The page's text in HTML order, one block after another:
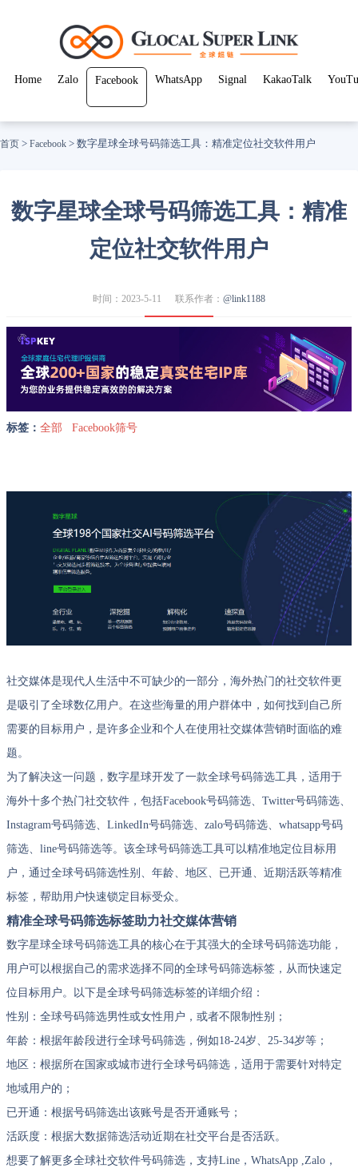
Home Zalo Facebook WhatsApp Signal KakaoTalk
首页 > Facebook > 数字星球全球号码筛选工具：精准定位社交软件用户
数字星球全球号码筛选工具：精准
定位社交软件用户
时间：2023-5-11 联系作者： @link1188
标签： 全部 Facebook筛号
社交媒体是现代人生活中不可缺少的一部分，海外热门的社交软件更
是吸引了全球数亿用户。在这些海量的用户群体中，如何找到自己所
需要的目标用户，是许多企业和个人在使用社交媒体营销时面临的难
题。
为了解决这一问题，数字星球开发了一款全球号码筛选工具，适用于
海外十多个热门社交软件，包括Facebook号码筛选、Twitter号码筛选、
Instagram号码筛选、LinkedIn号码筛选、zalo号码筛选、whatsapp号码
筛选、line号码筛选等。该全球号码筛选工具可以精准地定位目标用
户，通过全球号码筛选性别、年龄、地区、已开通、近期活跃等精准
标签，帮助用户快速锁定目标受众。
精准全球号码筛选标签助力社交媒体营销
数字星球全球号码筛选工具的核心在于其强大的全球号码筛选功能，
用户可以根据自己的需求选择不同的全球号码筛选标签，从而快速定
位目标用户。以下是全球号码筛选标签的详细介绍：
性别：全球号码筛选男性或女性用户，或者不限制性别；
年龄：根据年龄段进行全球号码筛选，例如18-24岁、25-34岁等；
地区：根据所在国家或城市进行全球号码筛选，适用于需要针对特定
地域用户的；
已开通：根据号码筛选出该账号是否开通账号；
活跃度：根据大数据筛选活动近期在社交平台是否活跃。
想要了解更多全球社交软件号码筛选，支持Line，WhatsApp ,Zalo，